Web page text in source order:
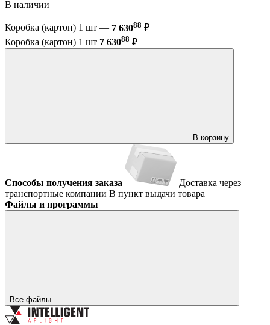
В наличии
Коробка (картон) 1 шт — 7 63088 ₽
Коробка (картон) 1 шт 7 63088 ₽
В корзину
Способы получения заказа
Доставка через
транспортные компании В пункт выдачи товара
Файлы и программы
Все файлы